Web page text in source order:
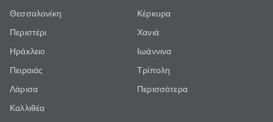
Θεσσαλονίκη
Περιστέρι
Ηράκλειο
Πειραιάς
Λάρισα
Καλλιθέα
Κέρκυρα
Χανιά
Ιωάννινα
Τρίπολη
Περισσότερα